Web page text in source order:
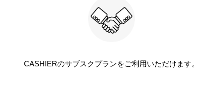
CASHIERのサブスクプランをご利用いただけます。